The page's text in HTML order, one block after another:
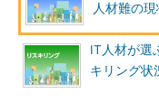
人材難の現
IT人材が選
キリング状